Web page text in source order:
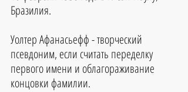
Бразилия.
Уолтер Афанасьефф - творческий
псевдоним, если считать переделку
первого имени и облагораживание
концовки фамилии.